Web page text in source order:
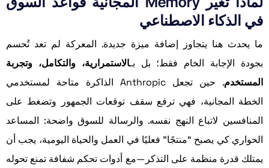
في الذكاء الاصطناعي
ما يحدث هنا يتجاوز إضافة ميزة جديدة. المعركة لم تعد تُحسم
بجودة الإجابة الخام فقط؛ بل بـالاستمرارية، والتكامل، وتجربة
المستخدم
. حين تجعل Anthropic الذاكرة متاحة لمستخدمي
الخطة المجانية، فهي ترفع سقف توقعات الجمهور وتضغط على
المنافسين لاتباع النهج نفسه. والرسالة للسوق واضحة: المساعد
الحواري كي يصبح “منتجًا” فعليًا في العمل والحياة اليومية، يجب أن
يمتلك قدرة منظمة على التذكر—مع أدوات تحكم شفافة تمنع تحوله